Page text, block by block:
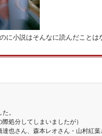
に小説はそんなに読んだこと
。
処分してしまいましたが）
也さん、森本レオさん・山村紅